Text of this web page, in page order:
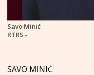
Savo Minić
RTRS -
SAVO MINIĆ